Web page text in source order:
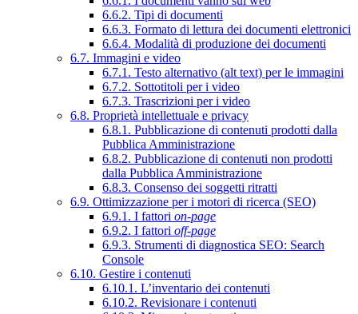
6.6.2. Tipi di documenti
6.6.3. Formato di lettura dei documenti elettronici
6.6.4. Modalità di produzione dei documenti
6.7. Immagini e video
6.7.1. Testo alternativo (alt text) per le immagini
6.7.2. Sottotitoli per i video
6.7.3. Trascrizioni per i video
6.8. Proprietà intellettuale e privacy
6.8.1. Pubblicazione di contenuti prodotti dalla
Pubblica Amministrazione
6.8.2. Pubblicazione di contenuti non prodotti
dalla Pubblica Amministrazione
6.8.3. Consenso dei soggetti ritratti
6.9. Ottimizzazione per i motori di ricerca (SEO)
6.9.1. I fattori on-page
6.9.2. I fattori off-page
6.9.3. Strumenti di diagnostica SEO: Search
Console
6.10. Gestire i contenuti
6.10.1. L’inventario dei contenuti
6.10.2. Revisionare i contenuti